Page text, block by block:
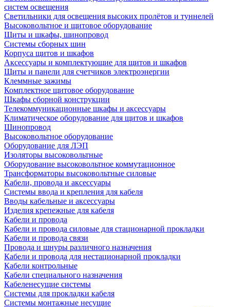
систем освещения
Светильники для освещения высоких пролётов и туннелей
Высоковольтное и щитовое оборудование
Щиты и шкафы, шинопровод
Системы сборных шин
Корпуса щитов и шкафов
Аксессуары и комплектующие для щитов и шкафов
Щиты и панели для счетчиков электроэнергии
Клеммные зажимы
Комплектное щитовое оборудование
Шкафы сборной конструкции
Телекоммуникационные шкафы и аксессуары
Климатическое оборудование для щитов и шкафов
Шинопровод
Высоковольтное оборудование
Оборудование для ЛЭП
Изоляторы высоковольтные
Оборудование высоковольтное коммутационное
Трансформаторы высоковольтные силовые
Кабели, провода и аксессуары
Системы ввода и крепления для кабеля
Вводы кабельные и аксессуары
Изделия крепежные для кабеля
Кабели и провода
Кабели и провода силовые для стационарной прокладки
Кабели и провода связи
Провода и шнуры различного назначения
Кабели и провода для нестационарной прокладки
Кабели контрольные
Кабели специального назначения
Кабеленесущие системы
Системы для прокладки кабеля
Системы монтажные несущие